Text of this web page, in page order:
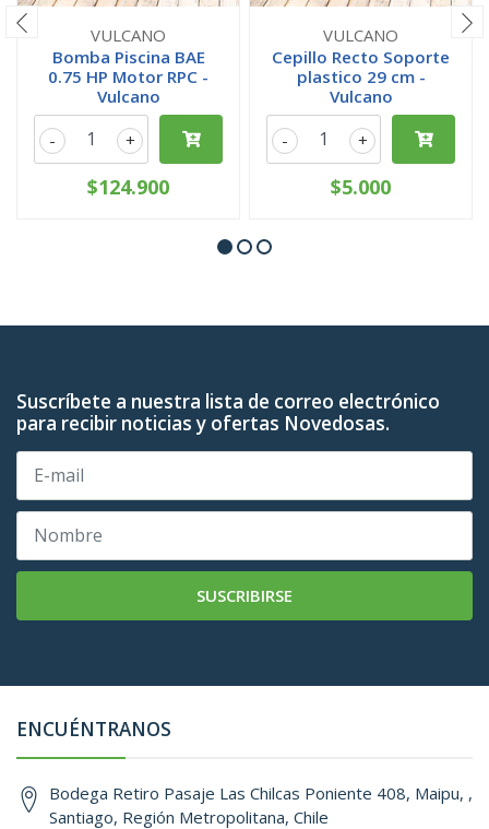
VULCANO
Bomba Piscina BAE
0.75 HP Motor RPC -
Vulcano
+
-
$124.900
VULCANO
Cepillo Recto Soporte
plastico 29 cm -
Vulcano
+
-
$5.000
Suscríbete a nuestra lista de correo electrónico
para recibir noticias y ofertas Novedosas.
SUSCRIBIRSE
ENCUÉNTRANOS
Bodega Retiro Pasaje Las Chilcas Poniente 408, Maipu, ,
Santiago, Región Metropolitana, Chile